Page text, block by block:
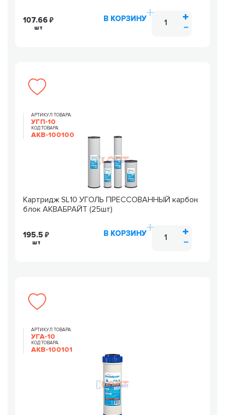
107.66
шт
В КОРЗИНУ
АРТИКУЛ ТОВАРА:
УГП-10
КОД ТОВАРА:
AKB-100100
Картридж SL10 УГОЛЬ ПРЕССОВАННЫЙ карбон
блок АКВАБРАЙТ (25шт)
195.5
шт
В КОРЗИНУ
АРТИКУЛ ТОВАРА:
УГА-10
КОД ТОВАРА:
AKB-100101